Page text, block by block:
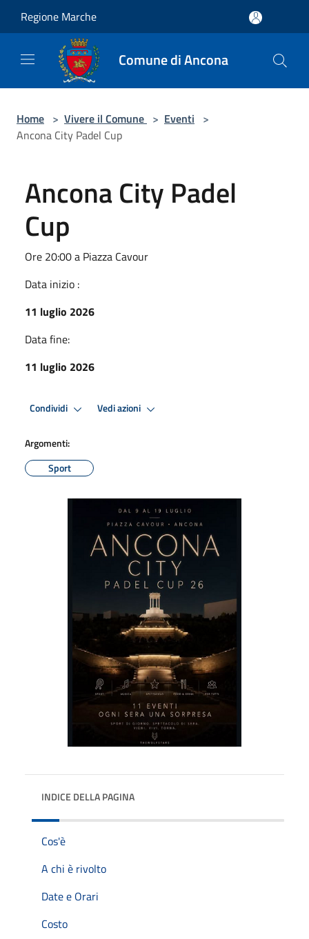
Regione Marche
Comune di Ancona
Home > Vivere il Comune > Eventi >
Ancona City Padel Cup
Ancona City Padel
Cup
Ore 20:00 a Piazza Cavour
Data inizio :
11 luglio 2026
Data fine:
11 luglio 2026
Condividi Vedi azioni
Argomenti:
Sport
INDICE DELLA PAGINA
Cos'è
A chi è rivolto
Date e Orari
Costo